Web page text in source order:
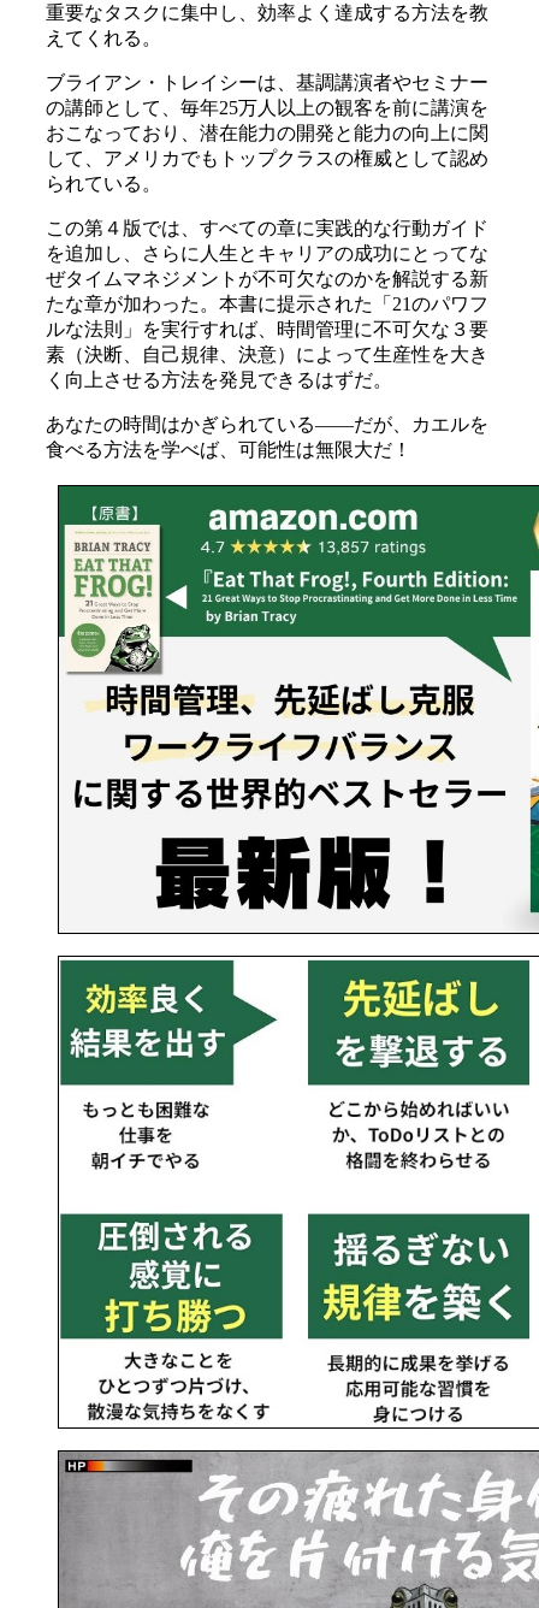
重要なタスクに集中し、効率よく達成する方法を教
えてくれる。
ブライアン・トレイシーは、基調講演者やセミナー
の講師として、毎年25万人以上の観客を前に講演を
おこなっており、潜在能力の開発と能力の向上に関
して、アメリカでもトップクラスの権威として認め
られている。
この第４版では、すべての章に実践的な行動ガイド
を追加し、さらに人生とキャリアの成功にとってな
ぜタイムマネジメントが不可欠なのかを解説する新
たな章が加わった。本書に提示された「21のパワフ
ルな法則」を実行すれば、時間管理に不可欠な３要
素（決断、自己規律、決意）によって生産性を大き
く向上させる方法を発見できるはずだ。
あなたの時間はかぎられている――だが、カエルを
食べる方法を学べば、可能性は無限大だ！